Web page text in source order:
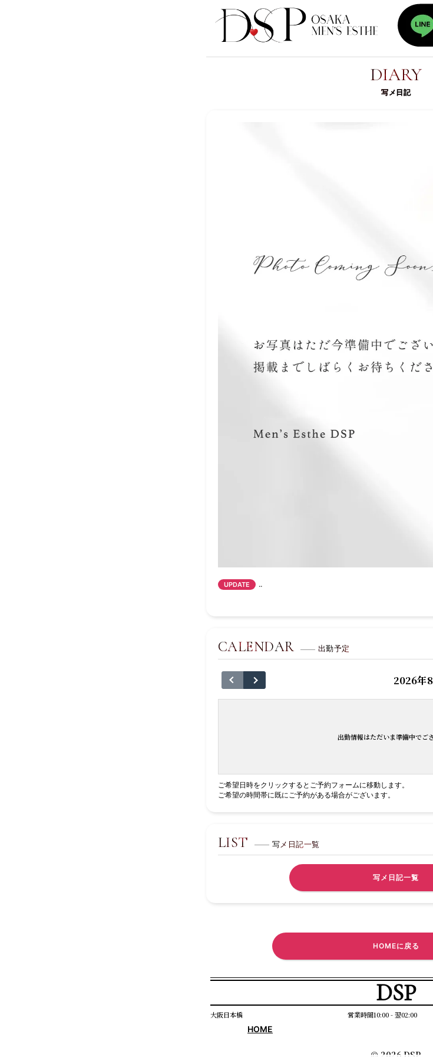
DIARY
写メ日記
UPDATE ..
CALENDAR 出勤予定
2026年
出勤情報はただいま準備中でご
ご希望日時をクリックするとご予約フォームに移動します。
ご希望の時間帯に既にご予約がある場合がございます。
LIST 写メ日記一覧
写メ日記一覧
HOMEに戻る
DSP
大阪日本橋 営業時間10:00 - 翌02:00
HOME
© 2026 DSP.